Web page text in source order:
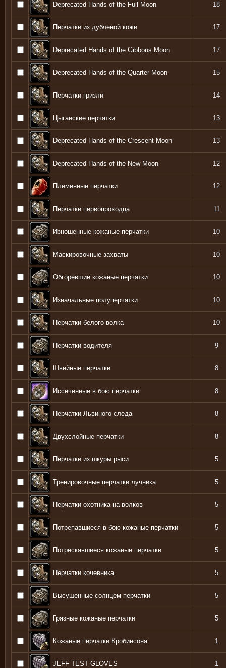
Deprecated Hands of the Full Moon 18
Перчатки из дубленой кожи 17
Deprecated Hands of the Gibbous Moon 17
Deprecated Hands of the Quarter Moon 15
Перчатки гризли 14
Цыганские перчатки 13
Deprecated Hands of the Crescent Moon 13
Deprecated Hands of the New Moon 12
Племенные перчатки 12
Перчатки первопроходца 11
Изношенные кожаные перчатки 10
Маскировочные захваты 10
Обгоревшие кожаные перчатки 10
Изначальные полуперчатки 10
Перчатки белого волка 10
Перчатки водителя 9
Швейные перчатки 8
Иссеченные в бою перчатки 8
Перчатки Львиного следа 8
Двухслойные перчатки 8
Перчатки из шкуры рыси 5
Тренировочные перчатки лучника 5
Перчатки охотника на волков 5
Потрепавшиеся в бою кожаные перчатки 5
Потрескавшиеся кожаные перчатки 5
Перчатки кочевника 5
Высушенные солнцем перчатки 5
Грязные кожаные перчатки 5
Кожаные перчатки Кробинсона 1
JEFF TEST GLOVES 1